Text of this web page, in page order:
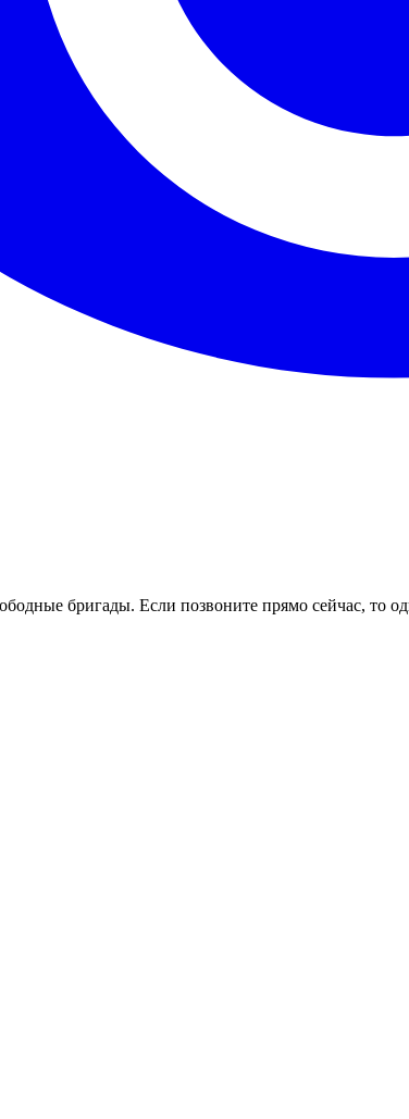
бригады. Если позвоните прямо сейчас, то